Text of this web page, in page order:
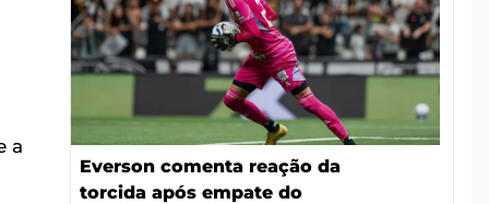
a
Everson comenta reação da
torcida após empate do